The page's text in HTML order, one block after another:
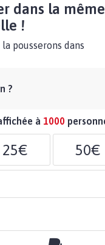
dans la même
!
pousserons dans
?
à 1000
25€ 50€